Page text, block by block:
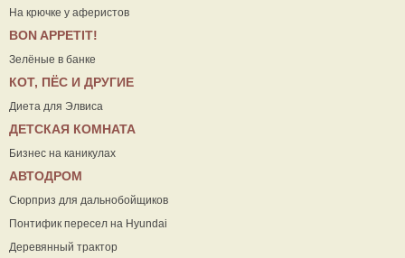
На крючке у аферистов
ВON APPETIT!
Зелёные в банке
КОТ, ПЁС И ДРУГИЕ
Диета для Элвиса
ДЕТСКАЯ КОМНАТА
Бизнес на каникулах
АВТОДРОМ
Сюрприз для дальнобойщиков
Понтифик пересел на Hyundai
Деревянный трактор